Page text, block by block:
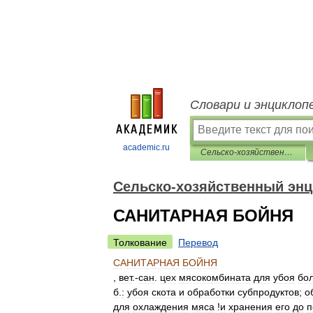
academic.ru
Словари и
Сельско-хозяйственный энциклопедический словарь
Сельско-хозяйственный
САНИТАРНАЯ БОЙНЯ
Толкование
Перевод
САНИТАРНАЯ БОЙНЯ
вет.-сан цех мясокомбината для убоя
б : убоя скота и обработки субпродуктов;
для охлаждения мяса !и хранения его до